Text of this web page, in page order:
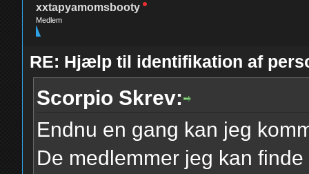
xxtapyamomsbooty
Medlem
RE: Hjælp til identifikation af
Scorpio Skrev:
Endnu en gang kan jeg
De medlemmer jeg kan